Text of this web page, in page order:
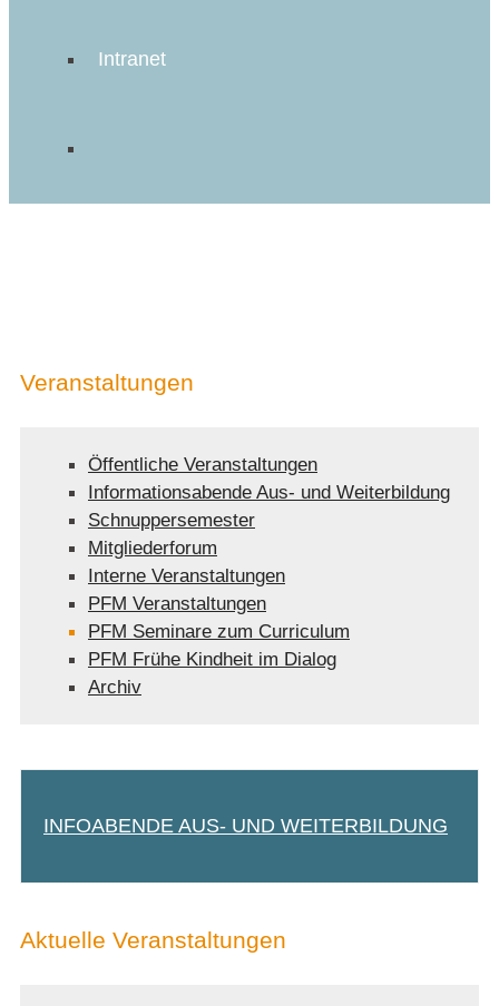
Intranet
Veranstaltungen
Öffentliche Veranstaltungen
Informationsabende Aus- und Weiterbildung
Schnuppersemester
Mitgliederforum
Interne Veranstaltungen
PFM Veranstaltungen
PFM Seminare zum Curriculum
PFM Frühe Kindheit im Dialog
Archiv
INFOABENDE AUS- UND WEITERBILDUNG
Aktuelle Veranstaltungen